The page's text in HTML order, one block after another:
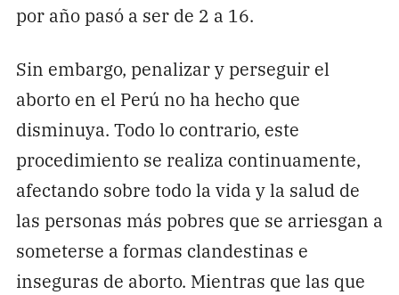
por año pasó a ser de 2 a 16.
Sin embargo, penalizar y perseguir el
aborto en el Perú no ha hecho que
disminuya. Todo lo contrario, este
procedimiento se realiza continuamente,
afectando sobre todo la vida y la salud de
las personas más pobres que se arriesgan a
someterse a formas clandestinas e
inseguras de aborto. Mientras que las que